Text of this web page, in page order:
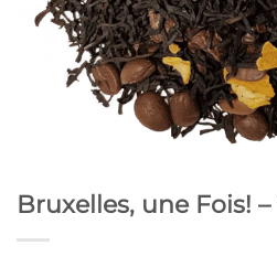
Bruxelles, une Fois! –